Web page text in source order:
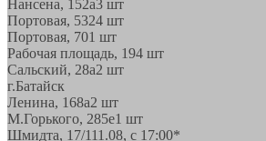
Нансена, 152а3 шт
Портовая, 5324 шт
Портовая, 701 шт
Рабочая площадь, 194 шт
Сальский, 28a2 шт
г.Батайск
Ленина, 168а2 шт
М.Горького, 285е1 шт
Шмидта, 17/111.08, с 17:00*